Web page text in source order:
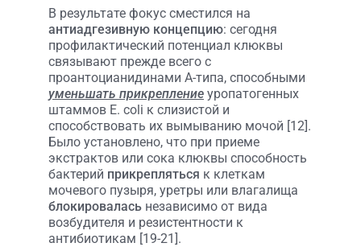
В результате фокус сместился на
антиадгезивную концепцию: сегодня
профилактический потенциал клюквы
связывают прежде всего с
проантоцианидинами A-типа, способными
уменьшать прикрепление уропатогенных
штаммов E. coli к слизистой и
способствовать их вымыванию мочой [12].
Было установлено, что при приеме
экстрактов или сока клюквы способность
бактерий прикрепляться к клеткам
мочевого пузыря, уретры или влагалища
блокировалась независимо от вида
возбудителя и резистентности к
антибиотикам [19-21].